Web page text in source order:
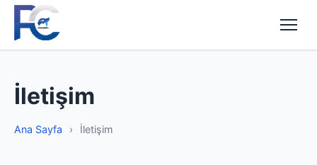
İletişim
Ana Sayfa › İletişim